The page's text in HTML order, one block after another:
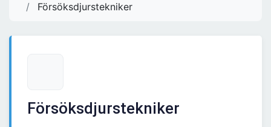
Försöksdjurstekniker
Försöksdjurstekniker